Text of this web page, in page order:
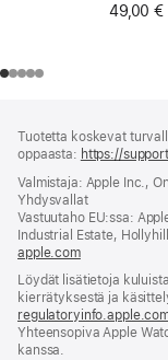
49,00 €
Tuotetta koskevat
oppaasta: https://
Valmistaja: Apple Inc.,
Yhdysvallat
Vastuutaho EU:ssa:
Industrial Estate,
apple.com(avautuu
uuteen
ikkunaan)
Löydät lisätietoja
kierrätyksestä ja
Yhteensopiva Apple
kanssa.